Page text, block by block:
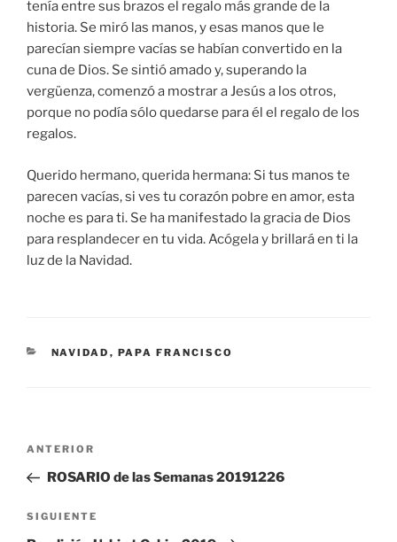
tenía entre sus brazos el regalo más grande de la
historia. Se miró las manos, y esas manos que le
parecían siempre vacías se habían convertido en la
cuna de Dios. Se sintió amado y, superando la
vergüenza, comenzó a mostrar a Jesús a los otros,
porque no podía sólo quedarse para él el regalo de los
regalos.
Querido hermano, querida hermana: Si tus manos te
parecen vacías, si ves tu corazón pobre en amor, esta
noche es para ti. Se ha manifestado la gracia de Dios
para resplandecer en tu vida. Acógela y brillará en ti la
luz de la Navidad.
CATEGORÍAS
NAVIDAD , PAPA FRANCISCO
Navegación
entradas
Entrada
anterior:
ANTERIOR
ROSARIO de las Semanas 20191226
Siguiente
SIGUIENTE